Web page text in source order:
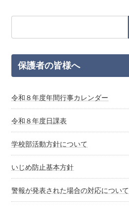
保護者の皆様へ
令和８年度年間行事カレンダー
令和８年度日課表
学校部活動方針について
いじめ防止基本方針
警報が発表された場合の対応について